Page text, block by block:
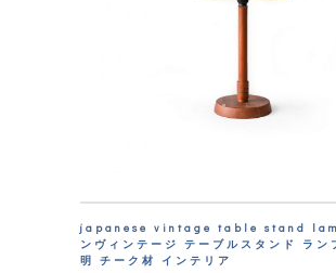
japanese vintage table stand
ンヴィンテージ テーブルスタンド ラン
明 チーク材 インテリア